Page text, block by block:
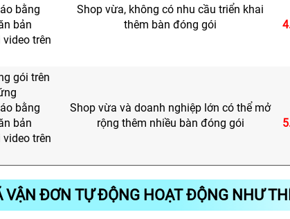
bằng
bản
trên
Shop vừa, không có nhu cầu triển khai
thêm bàn đóng gói
gói trên
bằng
bản
trên
Shop vừa và doanh nghiệp lớn có thể mở
rộng thêm nhiều bàn đóng gói
VẬN ĐƠN TỰ ĐỘNG HOẠT ĐỘNG NHƯ